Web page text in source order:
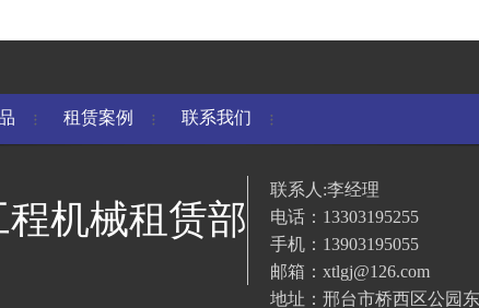
租赁案例 联系我们
机械租赁部
联系人:李经理
电话：13303195255
手机：13903195055
邮箱：xtlgj@126.com
地址：邢台市桥西区公园